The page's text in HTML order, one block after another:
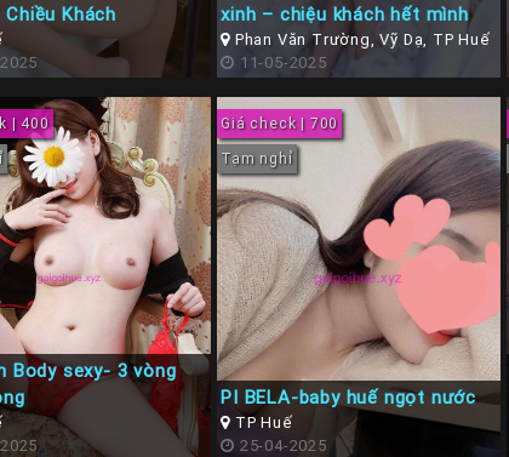
Chiều Khách
xinh – chiệu khách hết mình
Phan Văn Trường, Vỹ Dạ, TP Huế
11-05-2025
| 400
Body sexy- 3 vòng
Giá check | 700
Tạm nghỉ
PI BELA-baby huế ngọt nước
TP Huế
25-04-2025